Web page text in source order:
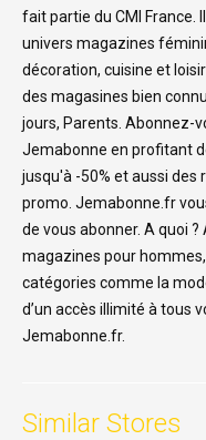
fait partie du CMI France.
univers magazines
décoration, cuisine et
des magasines bien
jours, Parents. Abonnez-
Jemabonne en profitant
jusqu'à -50% et aussi des
promo. Jemabonne.fr
de vous abonner. A quoi
magazines pour
catégories comme la
d’un accès illimité à tous
Jemabonne.fr.
Similar Stores